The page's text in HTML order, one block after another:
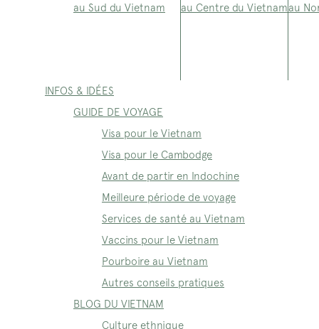
au Sud du Vietnam
au Centre du Vietnamau
INFOS & IDÉES
GUIDE DE VOYAGE
Visa pour le Vietnam
Visa pour le Cambodge
Avant de partir en Indochine
Meilleure période de voyage
Services de santé au Vietnam
Vaccins pour le Vietnam
Pourboire au Vietnam
Autres conseils pratiques
BLOG DU VIETNAM
Culture ethnique